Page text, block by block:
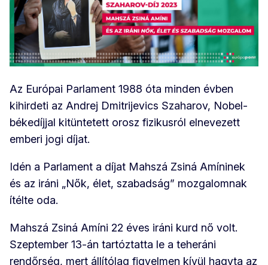
Az Európai Parlament 1988 óta minden évben
kihirdeti az Andrej Dmitrijevics Szaharov, Nobel-
békedíjjal kitüntetett orosz fizikusról elnevezett
emberi jogi díjat.
Idén a Parlament a díjat Mahszá Zsiná Amíninek
és az iráni „Nők, élet, szabadság” mozgalomnak
ítélte oda.
Mahszá Zsiná Amíni 22 éves iráni kurd nő volt.
Szeptember 13-án tartóztatta le a teheráni
rendőrség, mert állítólag figyelmen kívül hagyta az